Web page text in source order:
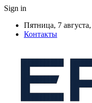
Sign in
Пятница, 7
Контакты